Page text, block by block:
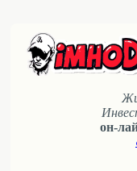
он-